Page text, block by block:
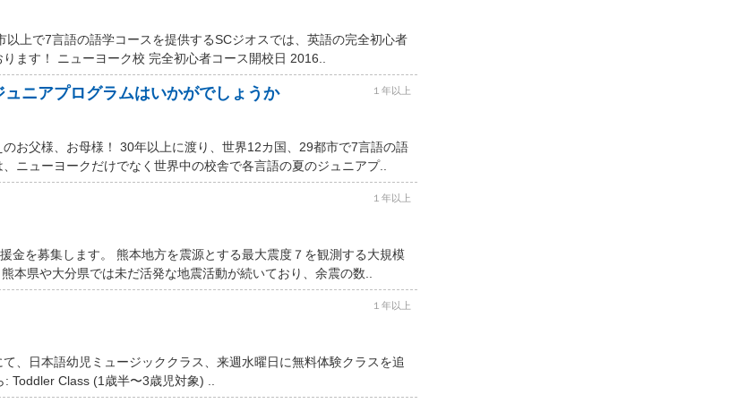
上で7言語の語学コースを提供するSCジオスでは、英語の完全初心者
ます！ ニューヨーク校 完全初心者コース開校日 2016..
ニアプログラムはいかがでしょうか １年以上
お父様、お母様！ 30年以上に渡り、世界12カ国、29都市で7言語の語
ニューヨークだけでなく世界中の校舎で各言語の夏のジュニアプ..
１年以上
金を募集します。 熊本地方を震源とする最大震度７を観測する大規模
本県や大分県では未だ活発な地震活動が続いており、余震の数..
１年以上
、日本語幼児ミュージッククラス、来週水曜日に無料体験クラスを追
Toddler Class (1歳半〜3歳児対象) ..